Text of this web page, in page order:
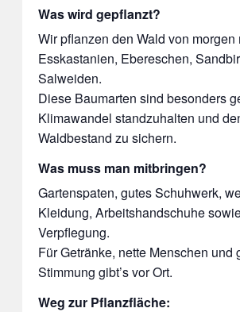
Was wird gepflanzt?
Wir pflanzen den Wald von morgen
Esskastanien, Ebereschen,
Salweiden.
Diese Baumarten sind besonders
Klimawandel standzuhalten und
Waldbestand zu sichern.
Was muss man mitbringen?
Gartenspaten, gutes Schuhwerk,
Kleidung, Arbeitshandschuhe
Verpflegung.
Für Getränke, nette Menschen und
Stimmung gibt’s vor Ort.
Weg zur Pflanzfläche: